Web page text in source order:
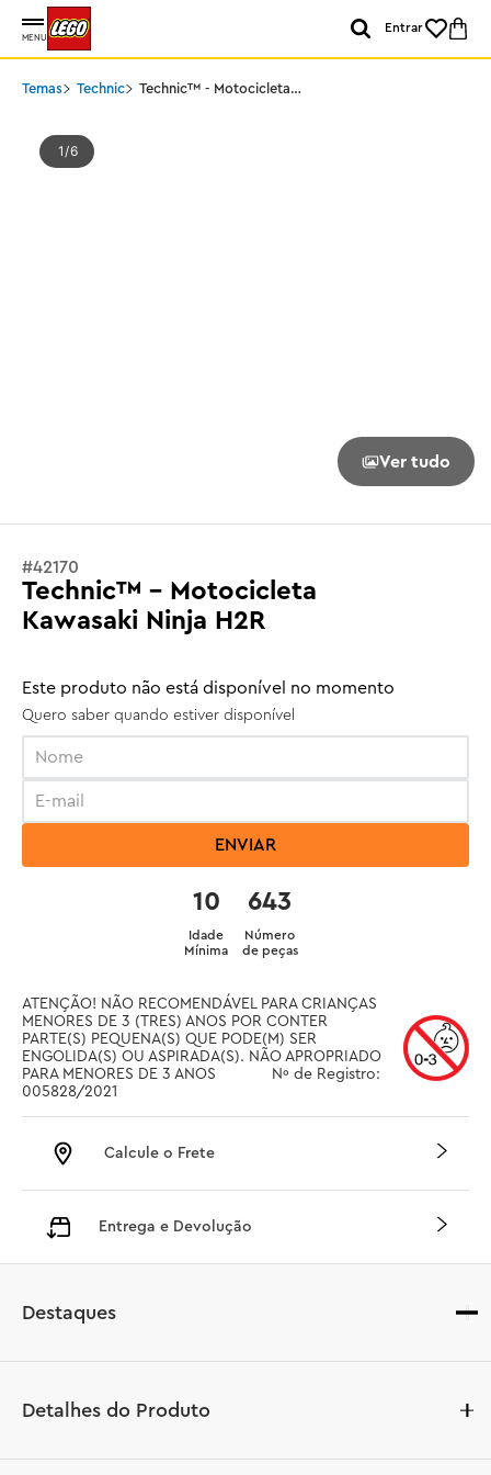
MENU
Entrar
Temas Technic
Technic™ - Motocicleta
1 6
Ver tudo
#42170
Technic™ - Motocicleta
Kawasaki Ninja H2R
Este produto não está disponível no momento
Quero saber quando estiver disponível
ENVIAR
643
Número
de peças
10
Idade
Mínima
ATENÇÃO! NÃO RECOMENDÁVEL PARA CRIANÇAS
MENORES DE 3 (TRES) ANOS POR CONTER
PARTE(S) PEQUENA(S) QUE PODE(M) SER
ENGOLIDA(S) OU ASPIRADA(S). NÃO APROPRIADO
PARA MENORES DE 3 ANOS		 Nº de Registro:
005828/2021
Calcule o Frete
Entrega e Devolução
Destaques
Detalhes do Produto